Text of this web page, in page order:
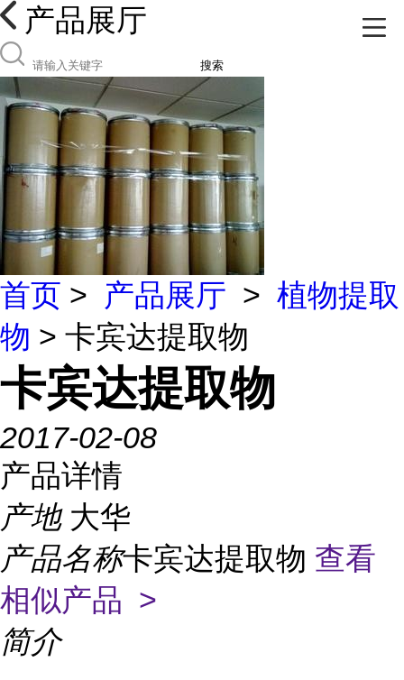
产品展厅
搜索
首页 > 产品展厅 > 植物提取
物 > 卡宾达提取物
卡宾达提取物
2017-02-08
产品详情
产地 大华
产品名称卡宾达提取物 查看
相似产品 >
简介